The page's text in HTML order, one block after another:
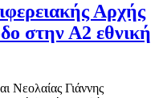
Αρχής
στην Α2 εθνική
Νεολαίας Γιάννης